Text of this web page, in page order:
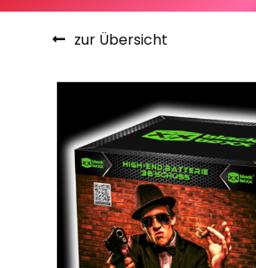
zur Übersicht